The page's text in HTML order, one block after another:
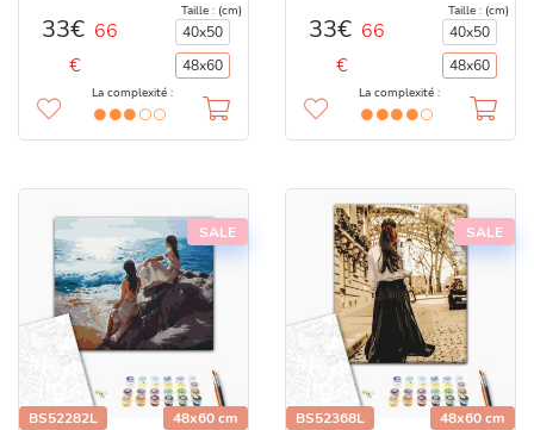
33€ 66
€
Taille : (cm)
40x50
48x60
La complexité :
33€ 66
€
Taille : (cm)
40x50
48x60
La complexité :
SALE
BS52282L 48x60 cm
SALE
BS52368L 48x60 cm